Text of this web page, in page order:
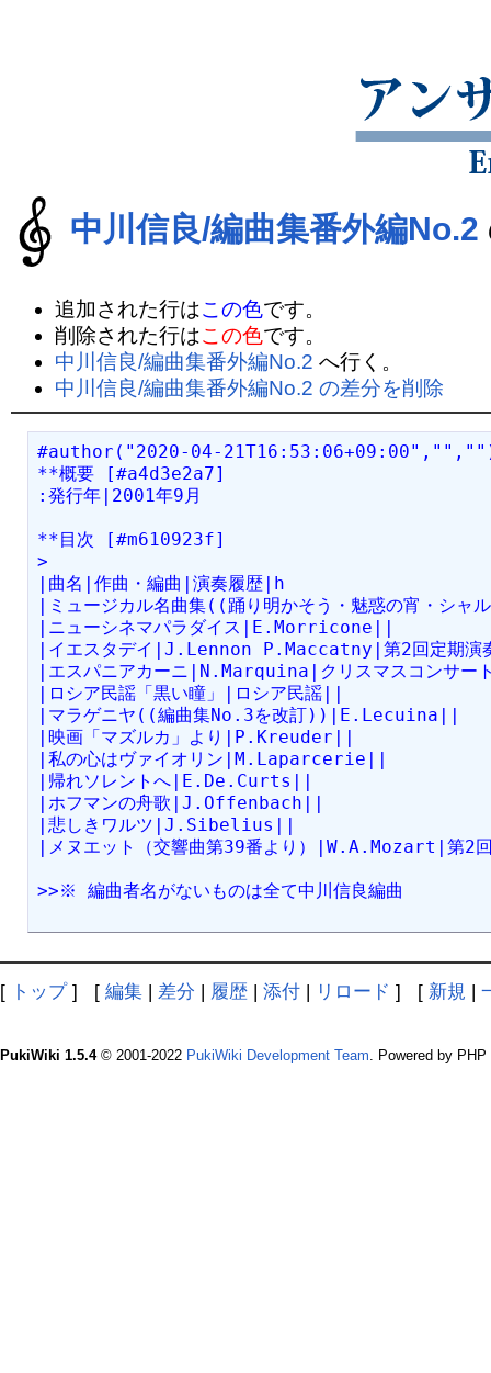
中川信良/編曲集番外編No.2
追加された行はこの色です。
削除された行はこの色です。
中川信良/編曲集番外編No.2 へ行く。
中川信良/編曲集番外編No.2 の差分を削除
#author("2020-04-
**概要 [#a4d3e2a7]
:発行年|2001年9月
**目次 [#m610923f]
>
|曲名|作曲・編曲|演奏履歴|h
|ミュージカル名曲集((踊り明かそう・魅惑の宵・シ
|ニューシネマパラダイス|E.Morricone||
|イエスタデイ|J.Lennon P.Maccatny|第2回定期演
|エスパニアカーニ|N.Marquina|クリスマスコンサ
|ロシア民謡「黒い瞳」|ロシア民謡||
|マラゲニヤ((編曲集No.3を改訂))|E.Lecuina||
|映画「マズルカ」より|P.Kreuder||
|私の心はヴァイオリン|M.Laparcerie||
|帰れソレントへ|E.De.Curts||
|ホフマンの舟歌|J.Offenbach||
|悲しきワルツ|J.Sibelius||
|メヌエット（交響曲第39番より）|W.A.Mozart|第2
>>※ 編曲者名がないものは全て中川信良編曲
[ トップ] [ 編集 | 差分 | 履歴 | 添付 | リロード ] [ 新規 |
PukiWiki 1.5.4© 2001-2022 PukiWiki Development Team. Powered by